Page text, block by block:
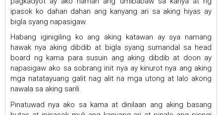
ipasok ko dahan dahan ang kanyang ari sa aking hiyas ay
bigla syang napasigaw.
Habang iginigiling ko ang aking katawan ay sya namang
hawak nya aking dibdib at bigla syang sumandal sa head
board ng kama para susuin ang aking dibdib at doon ay
napasigaw ako sa sobrang init nya ay kinurot nya ang aking
mga natatayuang galit nag alit na mga utong at lalo akong
nawala sa aking sarili.
Pinatuwad nya ako sa kama at dinilaan ang aking basang